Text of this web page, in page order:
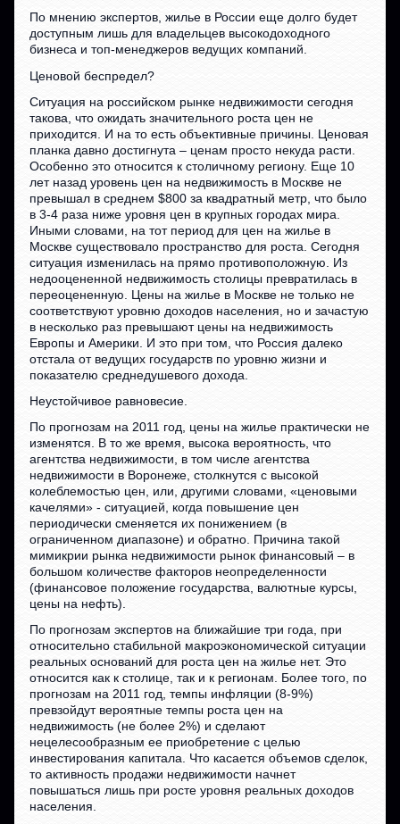
По мнению экспертов, жилье в России еще долго будет
доступным лишь для владельцев высокодоходного
бизнеса и топ-менеджеров ведущих компаний.
Ценовой беспредел?
Ситуация на российском рынке недвижимости сегодня
такова, что ожидать значительного роста цен не
приходится. И на то есть объективные причины. Ценовая
планка давно достигнута – ценам просто некуда расти.
Особенно это относится к столичному региону. Еще 10
лет назад уровень цен на недвижимость в Москве не
превышал в среднем $800 за квадратный метр, что было
в 3-4 раза ниже уровня цен в крупных городах мира.
Иными словами, на тот период для цен на жилье в
Москве существовало пространство для роста. Сегодня
ситуация изменилась на прямо противоположную. Из
недооцененной недвижимость столицы превратилась в
переоцененную. Цены на жилье в Москве не только не
соответствуют уровню доходов населения, но и зачастую
в несколько раз превышают цены на недвижимость
Европы и Америки. И это при том, что Россия далеко
отстала от ведущих государств по уровню жизни и
показателю среднедушевого дохода.
Неустойчивое равновесие.
По прогнозам на 2011 год, цены на жилье практически не
изменятся. В то же время, высока вероятность, что
агентства недвижимости, в том числе агентства
недвижимости в Воронеже, столкнутся с высокой
колеблемостью цен, или, другими словами, «ценовыми
качелями» - ситуацией, когда повышение цен
периодически сменяется их понижением (в
ограниченном диапазоне) и обратно. Причина такой
мимикрии рынка недвижимости рынок финансовый – в
большом количестве факторов неопределенности
(финансовое положение государства, валютные курсы,
цены на нефть).
По прогнозам экспертов на ближайшие три года, при
относительно стабильной макроэкономической ситуации
реальных оснований для роста цен на жилье нет. Это
относится как к столице, так и к регионам. Более того, по
прогнозам на 2011 год, темпы инфляции (8-9%)
превзойдут вероятные темпы роста цен на
недвижимость (не более 2%) и сделают
нецелесообразным ее приобретение с целью
инвестирования капитала. Что касается объемов сделок,
то активность продажи недвижимости начнет
повышаться лишь при росте уровня реальных доходов
населения.